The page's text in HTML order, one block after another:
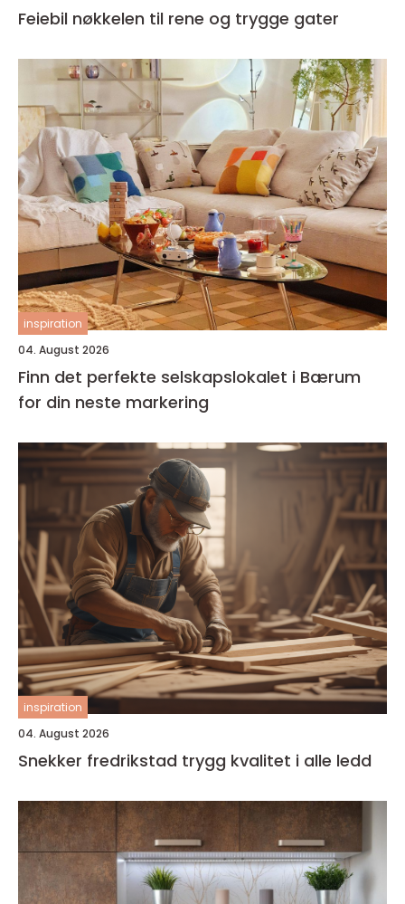
Feiebil nøkkelen til rene og trygge gater
inspiration
04. August 2026
Finn det perfekte selskapslokalet i Bærum
for din neste markering
inspiration
04. August 2026
Snekker fredrikstad trygg kvalitet i alle ledd